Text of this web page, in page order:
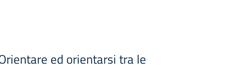
ed orientarsi tra le